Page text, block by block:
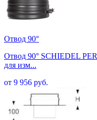
Отвод 90°
Отвод 90° SCHIEDEL
для изм...
от 9 956 руб.